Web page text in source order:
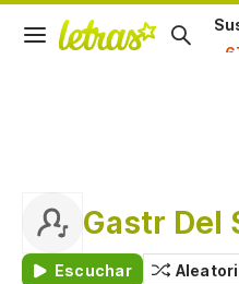
Gastr Del
Escuchar